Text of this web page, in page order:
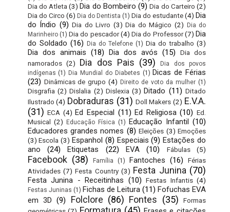
Dia do Atleta (3) Dia do Bombeiro (9) Dia do Carteiro (2)
Dia do Circo (6) Dia do Dentista (1) Dia do estudante(4) Dia
do Índio (9) Dia do Livro (3) Dia do Mágico (2)
Dia do
Marinheiro (1) Dia do pescador (4) Dia do Professor (7) Dia
do Soldado (16) Dia do Telefone (1) Dia do trabalho (3)
Dia dos animais (18) Dia dos avós (15)
Dia dos
namorados (2) Dia dos Pais (39)
Dia dos povos
indígenas (1) Dia Mundial do Diabetes (1) Dicas de Férias
(23) Dinâmicas de grupo (4) Direito de voto da mulher (1)
Disgrafia (2) Dislalia (2) Dislexia (3) Ditado (11) Ditado
Ilustrado (4) Dobraduras (31) Doll Makers (2) E.V.A.
(31) ECA (4) Ed Especial (11) Ed Religiosa (10) Ed.
Musical (2) Educação Física (1) Educação Infantil
(10)
Educadores grandes nomes (8) Eleições (3) Emoções
(3) Escola (3) Espanhol (8) Especiais (9) Estações do
ano
(24) Etiquetas (22) EVA (10) Fábulas (5)
Facebook (38) Família (1) Fantoches (16)
Férias
Atividades (7) Festa Country (3) Festa Junina (70)
Festa Junina - Receitinhas (10) Festas Infantis (4)
Festas Juninas (1) Fichas de Leitura (11) Fofuchas EVA
em 3D (9) Folclore (86) Fontes (35)
Formas